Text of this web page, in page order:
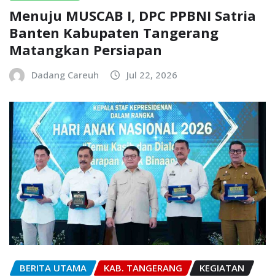
Menuju MUSCAB I, DPC PPBNI Satria
Banten Kabupaten Tangerang
Matangkan Persiapan
Dadang Careuh Jul 22, 2026
BERITA UTAMA KAB. TANGERANG KEGIATAN